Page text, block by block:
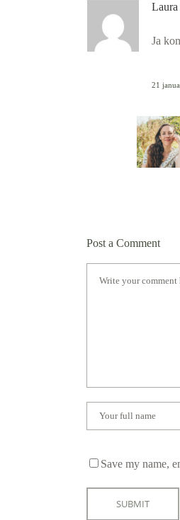
Laura
Ja
21
Post a Comment
Save my name,